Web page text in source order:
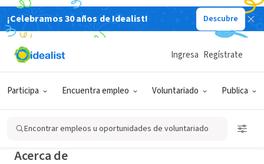
¡Celebramos 30 años de Idealist! Descubre
Participa Encuentra empleo Voluntariado Publica
Ingresa Regístrate
Encontrar empleos u oportunidades de voluntariado
Youth Tutoring Program - Seattle,
WA
Seattle, WA|www.ccsww.org/ytp
Acerca de